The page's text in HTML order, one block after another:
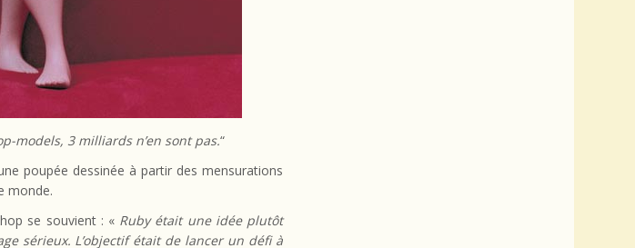
models, 3 milliards n’en sont pas.“
poupée dessinée à partir des mensurations
monde.
se souvient : « Ruby était une idée plutôt
sérieux. L’objectif était de lancer un défi à